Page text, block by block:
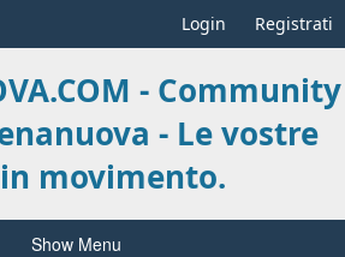
Login Registrati
- Community
- Le vostre
movimento.
Show Menu